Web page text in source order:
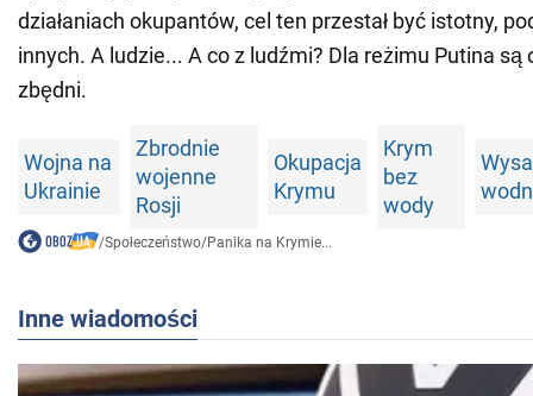
działaniach okupantów, cel ten przestał być istotny,
innych. A ludzie... A co z ludźmi? Dla reżimu Putina są
zbędni.
Wojna na
Ukrainie
Zbrodnie
wojenne
Rosji
Okupacja
Krymu
Krym
bez
wody
/Społeczeństwo/Panika na Krymie...
Inne wiadomości